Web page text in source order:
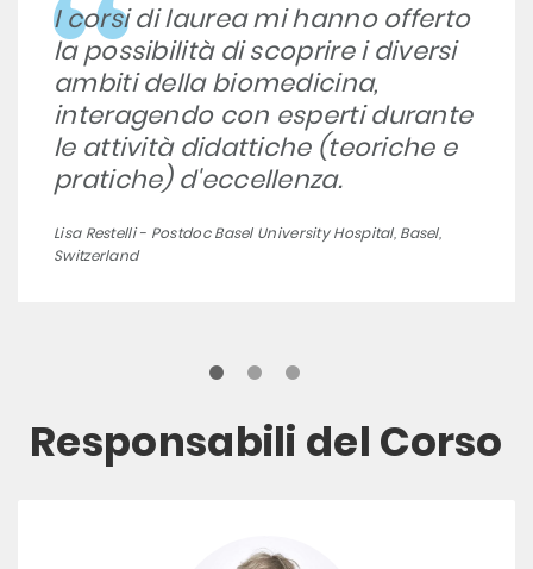
I corsi di laurea mi hanno offerto
la possibilità di scoprire i diversi
ambiti della biomedicina,
interagendo con esperti durante
le attività didattiche (teoriche e
pratiche) d'eccellenza.
Lisa Restelli - Postdoc Basel University Hospital, Basel,
Switzerland
Responsabili del Corso